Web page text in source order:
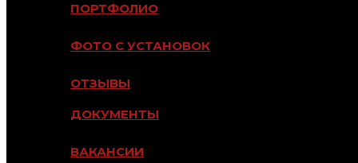
ПОРТФОЛИО
ФОТО С УСТАНОВОК
ОТЗЫВЫ
ДОКУМЕНТЫ
ВАКАНСИИ